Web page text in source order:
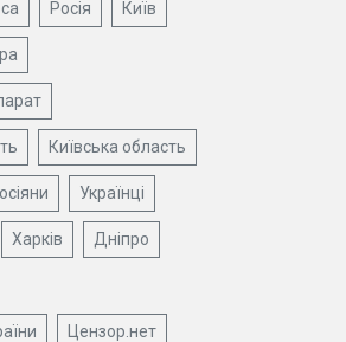
Росія Київ
Київська область
Українці
Харків Дніпро
Цензор.нет